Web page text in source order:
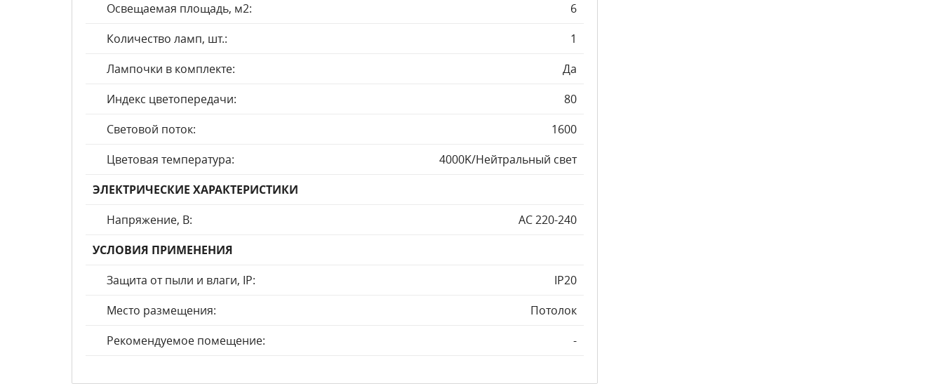
Освещаемая площадь, м2:
6
Количество ламп, шт.:
1
Лампочки в комплекте:
Да
Индекс цветопередачи:
80
Световой поток:
1600
Цветовая температура:
4000K/Нейтральный свет
ЭЛЕКТРИЧЕСКИЕ ХАРАКТЕРИСТИКИ
Напряжение, В:
AC 220-240
УСЛОВИЯ ПРИМЕНЕНИЯ
Защита от пыли и влаги, IP:
IP20
Место размещения:
Потолок
Рекомендуемое помещение:
-